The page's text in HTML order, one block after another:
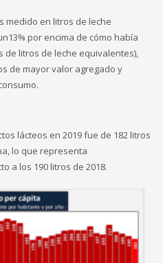
medido en litros de leche
por encima de cómo había
de litros de leche equivalentes),
de mayor valor agregado y
lácteos en 2019 fue de 182 litros
lo que representa
a los 190 litros de 2018.